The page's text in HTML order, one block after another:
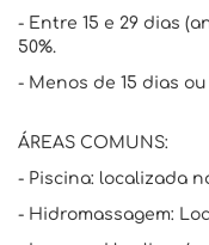
- Entre 15 e 29 dias
50%.
- Menos de 15 dias
ÁREAS COMUNS:
- Piscina: localizada
- Hidromassagem: